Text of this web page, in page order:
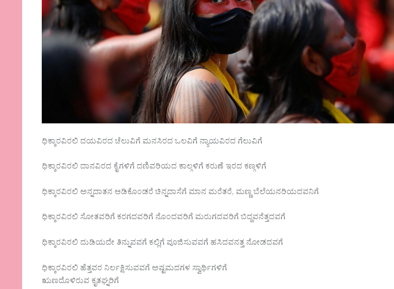
ಧಿಕ್ಕಾರವಿರಲಿ ದಯವಿರದ ಚೆಲುವಿಗೆ ಮನಸಿರದ ಒಲವಿಗೆ ನ್ಯಾಯವಿರದ ಗೆಲುವಿಗೆ
ಧಿಕ್ಕಾರವಿರಲಿ ದಾನವಿರದ ಕೈಗಳಿಗೆ ದಣಿವರಿಯದ ಕಾಲ್ಗಳಿಗೆ ಕರುಣೆ ಇರದ ಕಣ್ಗಳಿಗೆ
ಧಿಕ್ಕಾರವಿರಲಿ ಅನ್ನದಾತನ ಆಡಿಕೊಂಡರೆ ಚಿನ್ನದಾಸೆಗೆ ಮಾನ ಮರೆತರೆ, ಮಣ್ಣ ಬೆಲೆಯನರಿಯದವನಿಗೆ
ಧಿಕ್ಕಾರವಿರಲಿ ಸೋತವರಿಗೆ ಕರಗದವರಿಗೆ ನೊಂದವರಿಗೆ ಮರುಗದವರಿಗೆ ಬಿದ್ದವನೆತ್ತದವಗೆ
ಧಿಕ್ಕಾರವಿರಲಿ ದುಡಿಯದೇ ತಿನ್ನುವವಗೆ ಕಲ್ಲಿಗೆ ಪೂಜಿಸುವವಗೆ ಹಸಿದವನತ್ತ ನೋಡದವಗೆ
ಧಿಕ್ಕಾರವಿರಲಿ ಹೆತ್ತವರ ನಿರ್ಲಕ್ಷಿಸುವವಗೆ ಅಷ್ಟಮದಗಳ ಸ್ವಾರ್ಥಿಗಳಿಗೆ
ಋಣದೊಳಿರುವ ಕೃತಘ್ನರಿಗೆ